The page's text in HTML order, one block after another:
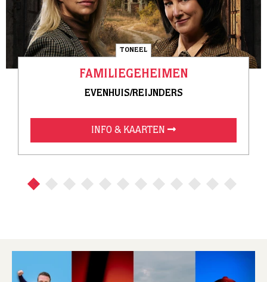
TONEEL
FAMILIEGEHEIMEN
EVENHUIS/REIJNDERS
INFO & KAARTEN